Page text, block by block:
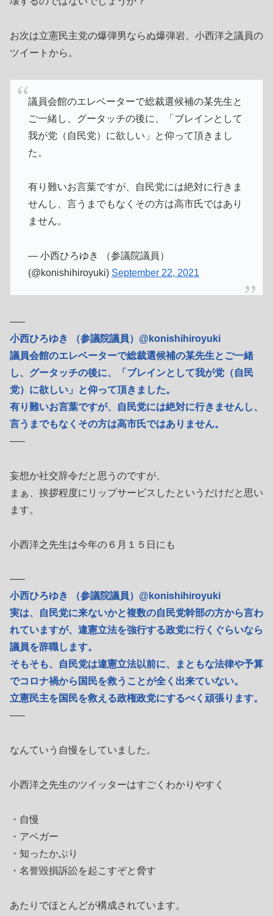
お次は立憲民主党の爆弾男ならぬ爆弾岩、小西洋之議員の
ツイートから。
議員会館のエレベーターで総裁選候補の某先生と
ご一緒し、グータッチの後に、「ブレインとして
我が党（自民党）に欲しい」と仰って頂きまし
た。
有り難いお言葉ですが、自民党には絶対に行きま
せんし、言うまでもなくその方は高市氏ではあり
ません。
— 小西ひろゆき （参議院議員）
(@konishihiroyuki) September 22, 2021
—–
小西ひろゆき （参議院議員）@konishihiroyuki
議員会館のエレベーターで総裁選候補の某先生とご一緒
し、グータッチの後に、「ブレインとして我が党（自民
党）に欲しい」と仰って頂きました。
有り難いお言葉ですが、自民党には絶対に行きませんし、
言うまでもなくその方は高市氏ではありません。
—–
妄想か社交辞令だと思うのですが、
まぁ、挨拶程度にリップサービスしたというだけだと思い
ます。
小西洋之先生は今年の６月１５日にも
—–
小西ひろゆき （参議院議員）@konishihiroyuki
実は、自民党に来ないかと複数の自民党幹部の方から言わ
れていますが、違憲立法を強行する政党に行くぐらいなら
議員を辞職します。
そもそも、自民党は違憲立法以前に、まともな法律や予算
でコロナ禍から国民を救うことが全く出来ていない。
立憲民主を国民を救える政権政党にするべく頑張ります。
—–
なんていう自慢をしていました。
小西洋之先生のツイッターはすごくわかりやすく
・自慢
・アベガー
・知ったかぶり
・名誉毀損訴訟を起こすぞと脅す
あたりでほとんどが構成されています。